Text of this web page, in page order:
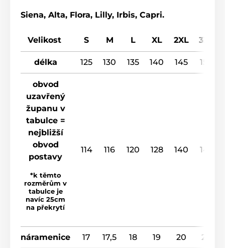
Siena, Alta, Flora, Lilly, Irbis, Capri.
Velikost S M L XL 2XL 3XL
délka 125 130 135 140 145 150
obvod
uzavřený
županu v
tabulce =
nejbližší
obvod
postavy
*k těmto
rozměrům v
tabulce je
navíc 25cm
na překrytí
114 116 120 128 140 148
náramenice 17 17,5 18 19 20 20